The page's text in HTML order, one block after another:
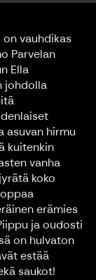
on vauhdikas
Parvelan
Ella
johdolla
asuvan hirmu
kuitenkin
vanha
koko
erämies
ja oudosti
on hulvaton
estää
saukot!